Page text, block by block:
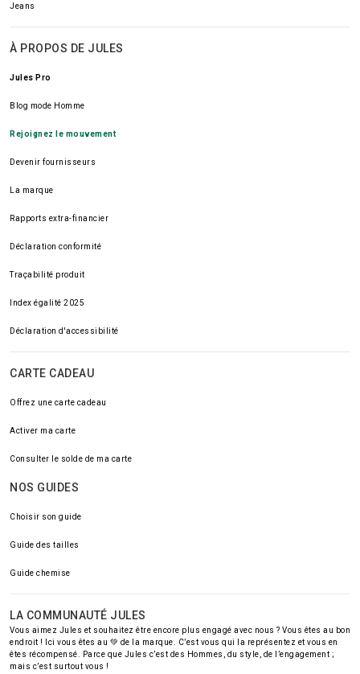
Jeans
À PROPOS DE JULES
Jules Pro
Blog mode Homme
Rejoignez le mouvement
Devenir fournisseurs
La marque
Rapports extra-financier
Déclaration conformité
Traçabilité produit
Index égalité 2025
Déclaration d'accessibilité
CARTE CADEAU
Offrez une carte cadeau
Activer ma carte
Consulter le solde de ma carte
NOS GUIDES
Choisir son guide
Guide des tailles
Guide chemise
LA COMMUNAUTÉ JULES
Vous aimez Jules et souhaitez être encore plus engagé avec nous ? Vous êtes au bon
endroit ! Ici vous êtes au 💚 de la marque. C’est vous qui la représentez et vous en
êtes récompensé. Parce que Jules c’est des Hommes, du style, de l’engagement ;
mais c’est surtout vous !